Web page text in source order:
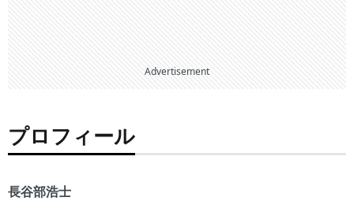
Advertisement
プロフィール
長谷部浩士